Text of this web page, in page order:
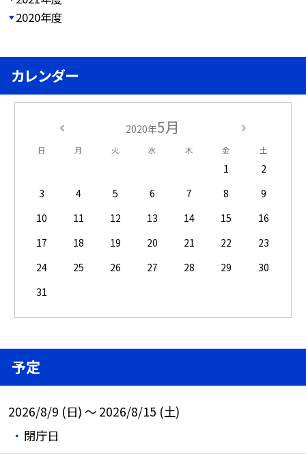
2020年度
カレンダー
2020年5月
日 月 火 水 木 金 土
1
2
3
4 5 6 7 8
9
10
11 12 13 14 15
16
17
18 19 20 21 22
23
24
25 26 27 28 29
30
31
予定
2026/8/9 (日) ～ 2026/8/15 (土)
閉庁日